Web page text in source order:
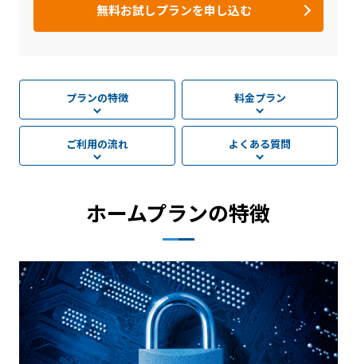
無料お試しプランを申し込む
プランの特徴 料金プラン
ご利用の流れ よくある質問
ホームプランの特徴